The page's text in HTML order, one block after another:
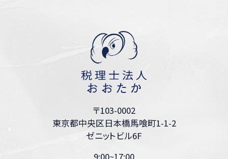
〒103-0002
東京都中央区日本橋馬喰町1-1-2
ゼニットビル6F
9:00~17:00